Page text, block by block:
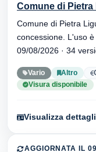
Comune di Pietra
Comune di Pietra
concessione. L'uso è
09/08/2026
Vario Altro
Visura disponibile
Visualizza
AGGIORNATA IL